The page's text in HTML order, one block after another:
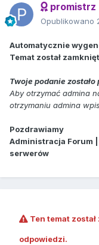
promistrz
Opublikowano
Automatycznie
Temat został
Twoje podanie zostało
Aby otrzymać admina
otrzymaniu admina
Pozdrawiamy
Administracja Forum
serwerów
Ten temat
odpowiedzi.